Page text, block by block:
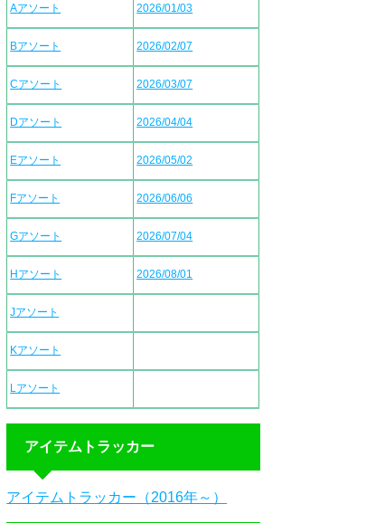
Aアソート 2026/01/03
Bアソート 2026/02/07
Cアソート 2026/03/07
Dアソート 2026/04/04
Eアソート 2026/05/02
Fアソート 2026/06/06
Gアソート 2026/07/04
Hアソート 2026/08/01
Jアソート
Kアソート
Lアソート
アイテムトラッカー
アイテムトラッカー（2016年～）